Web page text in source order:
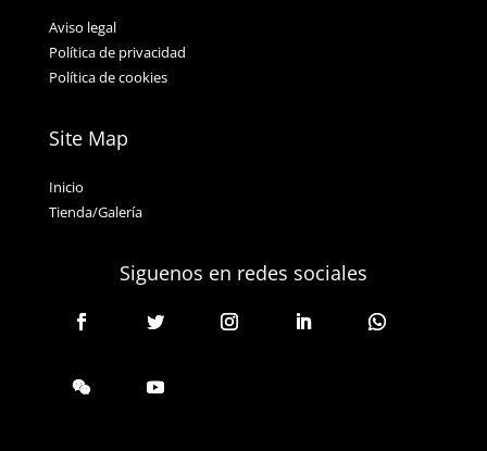
Aviso legal
Política de privacidad
Política de cookies
Site Map
Inicio
Tienda/Galería
Siguenos en redes sociales